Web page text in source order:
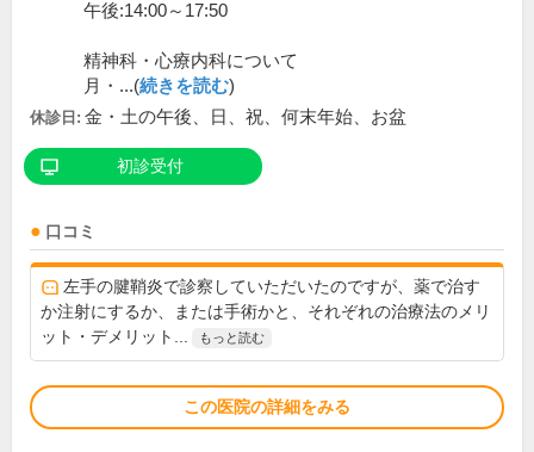
午後:14:00～17:50
精神科・心療内科について
月・...(続きを読む)
休診日: 金・土の午後、日、祝、何末年始、お盆
初診受付
口コミ
左手の腱鞘炎で診察していただいたのですが、薬で治す
か注射にするか、または手術かと、それぞれの治療法のメリ
ット・デメリット...
もっと読む
この医院の詳細をみる